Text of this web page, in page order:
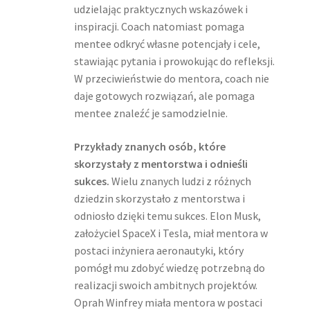
udzielając praktycznych wskazówek i
inspiracji. Coach natomiast pomaga
mentee odkryć własne potencjały i cele,
stawiając pytania i prowokując do refleksji.
W przeciwieństwie do mentora, coach nie
daje gotowych rozwiązań, ale pomaga
mentee znaleźć je samodzielnie.
Przykłady znanych osób, które
skorzystały z mentorstwa i odnieśli
sukces. Wielu znanych ludzi z różnych
dziedzin skorzystało z mentorstwa i
odniosło dzięki temu sukces. Elon Musk,
założyciel SpaceX i Tesla, miał mentora w
postaci inżyniera aero­nautyki, który
pomógł mu zdobyć wiedzę potrzebną do
realizacji swoich ambitnych projektów.
Oprah Winfrey miała mentora w postaci